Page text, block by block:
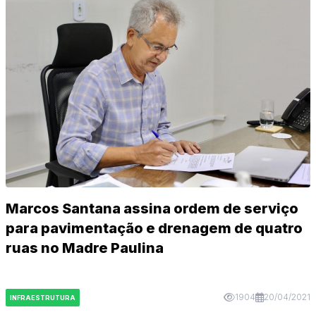
Marcos Santana assina ordem de serviço
para pavimentação e drenagem de quatro
ruas no Madre Paulina
INFRAESTRUTURA 1904 20/04/2021